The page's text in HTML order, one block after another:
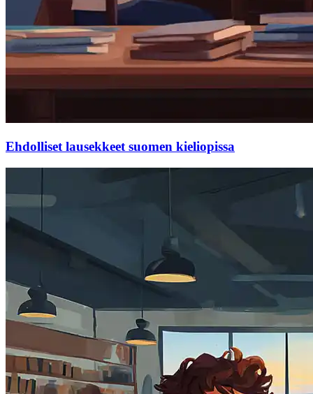
Ehdolliset lausekkeet suomen kieliopissa